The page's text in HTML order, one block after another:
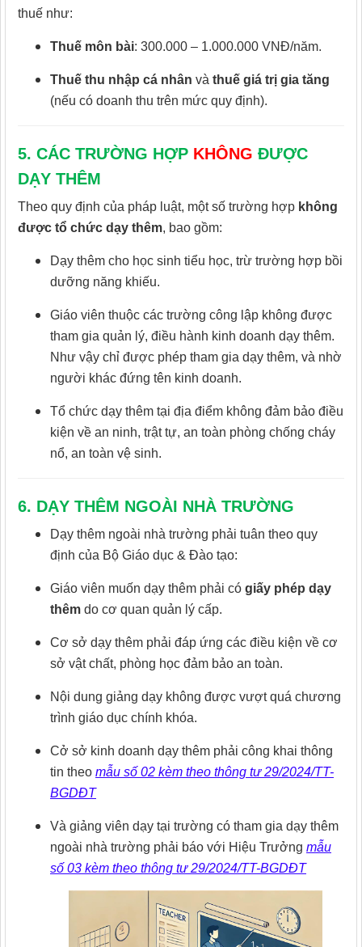
thuế như:
Thuế môn bài: 300.000 – 1.000.000 VNĐ/năm.
Thuế thu nhập cá nhân và thuế giá trị gia tăng
(nếu có doanh thu trên mức quy định).
5. CÁC TRƯỜNG HỢP KHÔNG ĐƯỢC
DẠY THÊM
Theo quy định của pháp luật, một số trường hợp không
được tổ chức dạy thêm, bao gồm:
Dạy thêm cho học sinh tiểu học, trừ trường hợp bồi
dưỡng năng khiếu.
Giáo viên thuộc các trường công lập không được
tham gia quản lý, điều hành kinh doanh dạy thêm.
Như vậy chỉ được phép tham gia dạy thêm, và nhờ
người khác đứng tên kinh doanh.
Tổ chức dạy thêm tại địa điểm không đảm bảo điều
kiện về an ninh, trật tự, an toàn phòng chống cháy
nổ, an toàn vệ sinh.
6. DẠY THÊM NGOÀI NHÀ TRƯỜNG
Dạy thêm ngoài nhà trường phải tuân theo quy
định của Bộ Giáo dục & Đào tạo:
Giáo viên muốn dạy thêm phải có giấy phép dạy
thêm do cơ quan quản lý cấp.
Cơ sở dạy thêm phải đáp ứng các điều kiện về cơ
sở vật chất, phòng học đảm bảo an toàn.
Nội dung giảng dạy không được vượt quá chương
trình giáo dục chính khóa.
Cở sở kinh doanh dạy thêm phải công khai thông
tin theo mẫu số 02 kèm theo thông tư 29/2024/TT-
BGDĐT
Và giảng viên dạy tại trường có tham gia dạy thêm
ngoài nhà trường phải báo với Hiệu Trưởng mẫu
số 03 kèm theo thông tư 29/2024/TT-BGDĐT